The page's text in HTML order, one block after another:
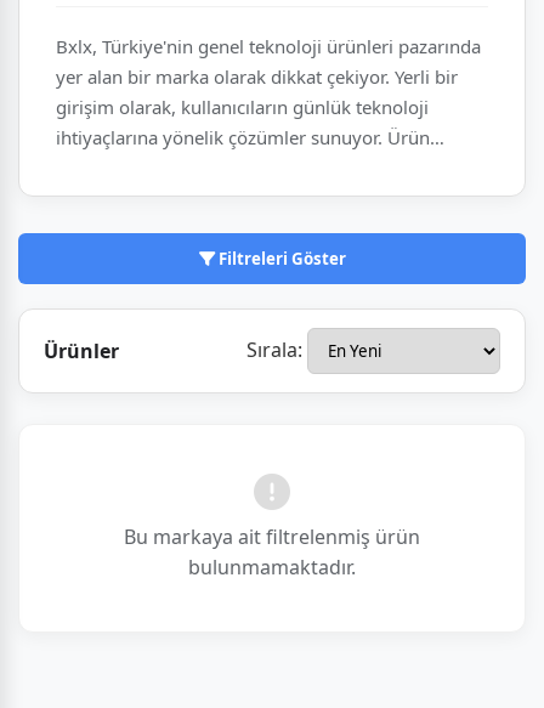
Bxlx, Türkiye'nin genel teknoloji ürünleri pazarında
yer alan bir marka olarak dikkat çekiyor. Yerli bir
girişim olarak, kullanıcıların günlük teknoloji
ihtiyaçlarına yönelik çözümler sunuyor. Ürün
dokunacak şekilde geniş bir yelpazede ilerliyor.
Türkiye'de üretim ve Ar-Ge faaliyetlerine önem
vererek, hem erişilebilir fiyatlı hem de kaliteli
ürünlerle pazarında kendine sağlam bir yer
Filtreleri Göster
Ürünler Sırala:
Bu markaya ait filtrelenmiş ürün
bulunmamaktadır.